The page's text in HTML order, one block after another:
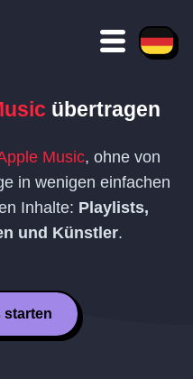
übertragen
Music, ohne von
in wenigen einfachen
Inhalte: Playlists,
und Künstler.
starten